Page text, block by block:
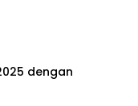
dengan